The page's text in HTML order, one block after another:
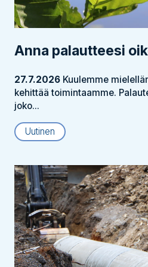
Anna palautteesi
27.7.2026 Kuulemme
kehittää toimintaamme.
joko...
Uutinen